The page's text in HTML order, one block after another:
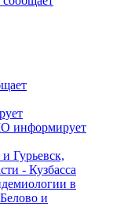
информирует
Гурьевск,
- Кузбасса
в
и